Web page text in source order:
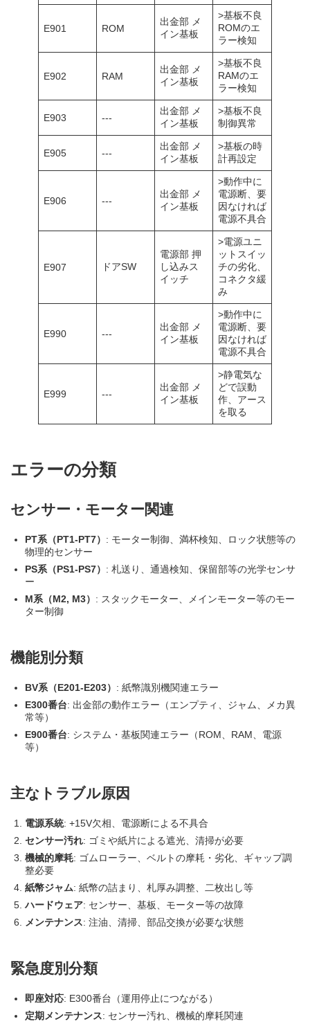
E901 ROM
出金部 メ
イン基板
>基板不良
ROMのエ
ラー検知
E902 RAM
出金部 メ
イン基板
>基板不良
RAMのエ
ラー検知
E903 ---
出金部 メ
イン基板
>基板不良
制御異常
E905 ---
出金部 メ
イン基板
>基板の時
計再設定
E906 ---
出金部 メ
イン基板
>動作中に
電源断、要
因なければ
電源不具合
E907 ドアSW
電源部 押
し込みス
イッチ
>電源ユニ
ットスイッ
チの劣化、
コネクタ緩
み
E990 ---
出金部 メ
イン基板
>動作中に
電源断、要
因なければ
電源不具合
E999 ---
出金部 メ
イン基板
>静電気な
どで誤動
作、アース
を取る
エラーの分類
センサー・モーター関連
PT系（PT1-PT7） : モーター制御、満杯検知、ロック状態等の
物理的センサー
PS系（PS1-PS7） : 札送り、通過検知、保留部等の光学センサ
ー
M系（M2, M3） : スタックモーター、メインモーター等のモー
ター制御
機能別分類
BV系（E201-E203） : 紙幣識別機関連エラー
E300番台: 出金部の動作エラー（エンプティ、ジャム、メカ異
常等）
E900番台: システム・基板関連エラー（ROM、RAM、電源
等）
主なトラブル原因
電源系統: +15V欠相、電源断による不具合
センサー汚れ: ゴミや紙片による遮光、清掃が必要
機械的摩耗: ゴムローラー、ベルトの摩耗・劣化、ギャップ調
整必要
紙幣ジャム: 紙幣の詰まり、札厚み調整、二枚出し等
ハードウェア: センサー、基板、モーター等の故障
メンテナンス: 注油、清掃、部品交換が必要な状態
緊急度別分類
即座対応: E300番台（運用停止につながる）
定期メンテナンス: センサー汚れ、機械的摩耗関連